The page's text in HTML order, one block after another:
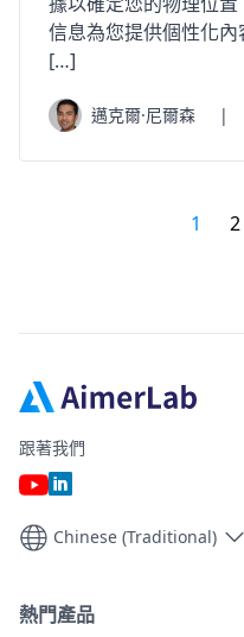
信息為您提供個性化內
[…]
邁克爾·尼爾森 |
1 2
跟著我們
Chinese (Traditional)
熱門產品